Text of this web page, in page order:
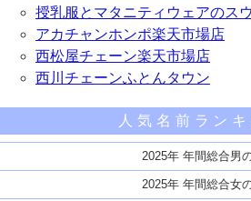
授乳服とマタニティウェアのス
アカチャンホンポ楽天市場店
西松屋チェーン楽天市場店
西川チェーンふとんタウン
人気名前ラン
2025年 年間総合男
2025年 年間総合女